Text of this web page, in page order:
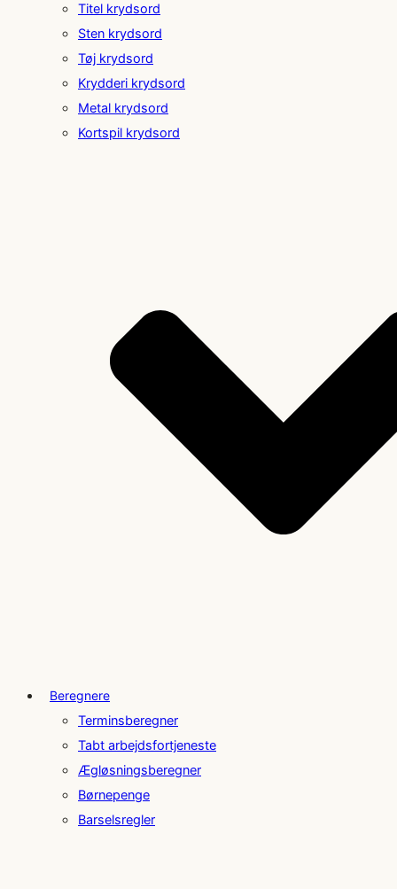
Titel krydsord
Sten krydsord
Tøj krydsord
Krydderi krydsord
Metal krydsord
Kortspil krydsord
Beregnere
Terminsberegner
Tabt arbejdsfortjeneste
Ægløsningsberegner
Børnepenge
Barselsregler